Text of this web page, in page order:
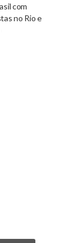
com
no Rio e